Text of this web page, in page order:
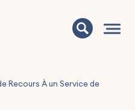
Recours À un Service de